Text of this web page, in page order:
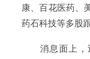
康、百花医药、
药石科技等多股跟
消息面上，近